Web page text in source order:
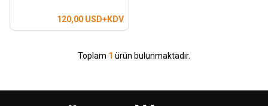
120,00 USD+KDV
Toplam 1 ürün bulunmaktadır.